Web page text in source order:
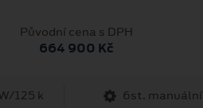
Původní cena s DPH
664 900 Kč
125 k 6st. manuální